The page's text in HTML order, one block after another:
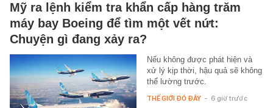
Mỹ ra lệnh kiểm tra khẩn cấp hàng trăm
máy bay Boeing để tìm một vết nứt:
Chuyện gì đang xảy ra?
Nếu không được phát hiện và
xử lý kịp thời, hậu quả sẽ không
thể lường trước.
THẾ GIỚI ĐÓ ĐÂY - 6 giờ trước